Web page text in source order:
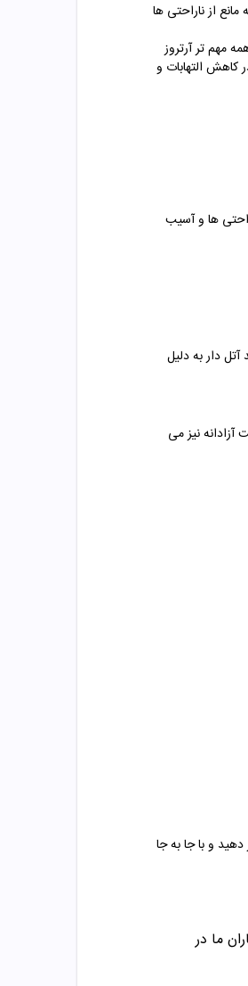
از ناراحتی ها
مهم تر آرتروز
التهابات و
ها و آسیب
دار به دلیل
نیز می
و با جا به جا
ما در